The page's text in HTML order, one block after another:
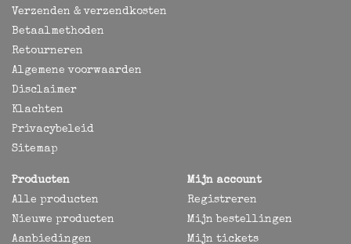
Verzenden & verzendkosten
Betaalmethoden
Retourneren
Algemene voorwaarden
Disclaimer
Klachten
Privacybeleid
Sitemap
Producten
Alle producten
Nieuwe producten
Aanbiedingen
Mijn account
Registreren
Mijn bestellingen
Mijn tickets